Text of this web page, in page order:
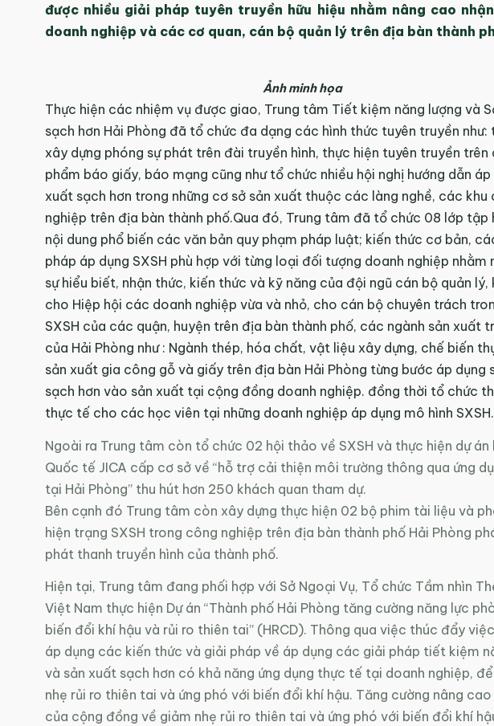
được nhiều giải pháp tuyên truyền hữu hiệu nhằm nâng cao
doanh nghiệp và các cơ quan, cán bộ quản lý trên địa bàn thành
Ảnh minh họa
Thực hiện các nhiệm vụ được giao, Trung tâm Tiết kiệm năng lượng và
sạch hơn Hải Phòng đã tổ chức đa dạng các hình thức tuyên truyền như:
xây dựng phóng sự phát trên đài truyền hình, thực hiện tuyên truyền trên
phẩm báo giấy, báo mạng cũng như tổ chức nhiều hội nghị hướng dẫn áp
xuất sạch hơn trong những cơ sở sản xuất thuộc các làng nghề, các khu
nghiệp trên địa bàn thành phố.Qua đó, Trung tâm đã tổ chức 08 lớp tập
nội dung phổ biến các văn bản quy phạm pháp luật; kiến thức cơ bản,
pháp áp dụng SXSH phù hợp với từng loại đối tượng doanh nghiệp nhằm
sự hiểu biết, nhận thức, kiến thức và kỹ năng của đội ngũ cán bộ quản lý,
cho Hiệp hội các doanh nghiệp vừa và nhỏ, cho cán bộ chuyên trách
SXSH của các quận, huyện trên địa bàn thành phố, các ngành sản xuất
của Hải Phòng như : Ngành thép, hóa chất, vật liệu xây dựng, chế biến
sản xuất gia công gỗ và giấy trên địa bàn Hải Phòng từng bước áp dụng
sạch hơn vào sản xuất tại cộng đồng doanh nghiệp. đồng thời tổ chức
thực tế cho các học viên tại những doanh nghiệp áp dụng mô hình SXSH.
Ngoài ra Trung tâm còn tổ chức 02 hội thảo về SXSH và thực hiện dự
Quốc tế JICA cấp cơ sở về “hỗ trợ cải thiện môi trường thông qua ứng
tại Hải Phòng” thu hút hơn 250 khách quan tham dự.
Bên cạnh đó Trung tâm còn xây dựng thực hiện 02 bộ phim tài liệu và
hiện trạng SXSH trong công nghiệp trên địa bàn thành phố Hải Phòng
phát thanh truyền hình của thành phố.
Hiện tại, Trung tâm đang phối hợp với Sở Ngoại Vụ, Tổ chức Tầm nhìn
Việt Nam thực hiện Dự án “Thành phố Hải Phòng tăng cường năng lực
biến đổi khí hậu và rủi ro thiên tai” (HRCD). Thông qua việc thúc đẩy
áp dụng các kiến thức và giải pháp về áp dụng các giải pháp tiết kiệm
và sản xuất sạch hơn có khả năng ứng dụng thực tế tại doanh nghiệp,
nhẹ rủi ro thiên tai và ứng phó với biến đổi khí hậu. Tăng cường nâng
của cộng đồng về giảm nhẹ rủi ro thiên tai và ứng phó với biến đổi khí